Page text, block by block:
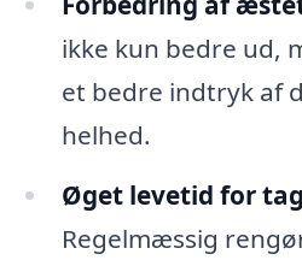
ikke kun bedre ud,
et bedre indtryk af
helhed.
Øget levetid for
Regelmæssig